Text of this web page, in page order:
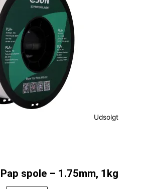
Udsolgt
spole – 1.75mm, 1kg